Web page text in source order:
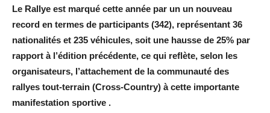
Le Rallye est marqué cette année par un un nouveau
record en termes de participants (342), représentant 36
nationalités et 235 véhicules, soit une hausse de 25% par
rapport à l’édition précédente, ce qui reflète, selon les
organisateurs, l’attachement de la communauté des
rallyes tout-terrain (Cross-Country) à cette importante
manifestation sportive .